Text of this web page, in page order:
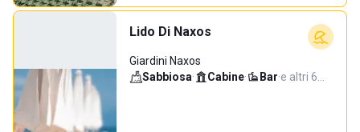
Lido Di Naxos
Giardini Naxos
Sabbiosa· Cabine· Bar·e altri 6…